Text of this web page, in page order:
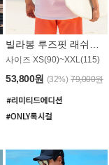
사이즈 XS(90)~XXL(115)
53,800원 (32%) 79,000원